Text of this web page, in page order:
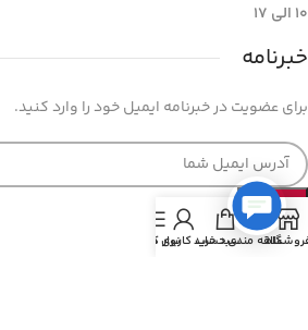
۱۰ الی ۱۷
خبرنامه
برای عضویت در خبرنامه ایمیل خود را وارد کنید.
علاقه مندیسبد خرید
حساب کاربری من
نوار کناری